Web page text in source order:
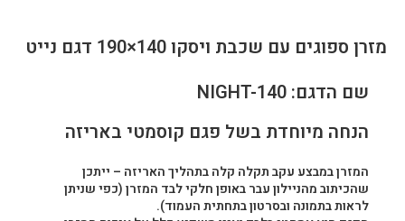
מזרן ספוגים עם שכבת ויסקו 140×190 דגם נייט
שם הדגם: NIGHT-140
הנחה מיוחדת בשל פגם קוסמטי באריזה
המזרן במבצע עקב תקלה קלה בתהליך האריזה – ייתכן
שהכיתוב מהניילון עבר באופן חלקי לבד המזרן (כפי שניתן
לראות בתמונה ובסרטון בתחתית העמוד).